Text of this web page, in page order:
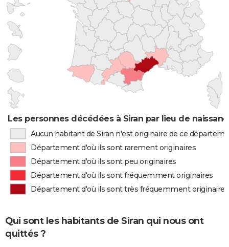
Les personnes décédées à Siran par lieu de
Aucun habitant de Siran n'est originaire de ce
Département d'où ils sont rarement originaires
Département d'où ils sont peu originaires
Département d'où ils sont fréquemment originaires
Département d'où ils sont très fréquemment originaires
Qui sont les habitants de Siran qui nous ont
quittés ?